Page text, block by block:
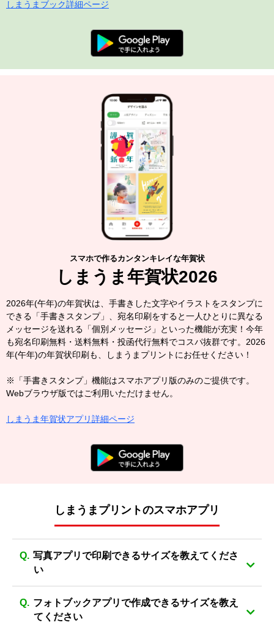
しまうまブック詳細ページ
スマホで作るカンタンキレイな年賀状
しまうま年賀状2026
2026年(午年)の年賀状は、手書きした文字やイラストをスタンプに
できる「手書きスタンプ」、宛名印刷をすると一人ひとりに異なる
メッセージを送れる「個別メッセージ」といった機能が充実！今年
も宛名印刷無料・送料無料・投函代行無料でコスパ抜群です。2026
年(午年)の年賀状印刷も、しまうまプリントにお任せください！
※「手書きスタンプ」機能はスマホアプリ版のみのご提供です。
Webブラウザ版ではご利用いただけません。
しまうま年賀状アプリ詳細ページ
しまうまプリントのスマホアプリ
写真アプリで印刷できるサイズを教えてくださ
い
フォトブックアプリで作成できるサイズを教え
てください